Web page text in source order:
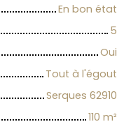
En bon état
5
Oui
Tout à l'égout
Serques 62910
110 m²